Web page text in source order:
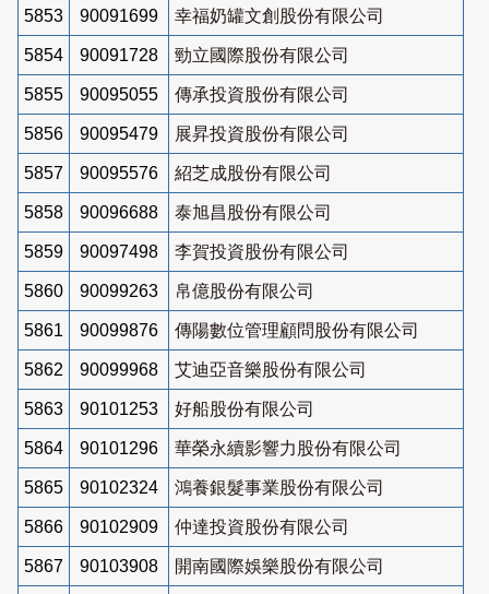
5853 90091699 幸福奶罐文創股份有限公司
5854 90091728 勁立國際股份有限公司
5855 90095055 傳承投資股份有限公司
5856 90095479 展昇投資股份有限公司
5857 90095576 紹芝成股份有限公司
5858 90096688 泰旭昌股份有限公司
5859 90097498 李賀投資股份有限公司
5860 90099263 帛億股份有限公司
5861 90099876 傳陽數位管理顧問股份有限公司
5862 90099968 艾迪亞音樂股份有限公司
5863 90101253 好船股份有限公司
5864 90101296 華榮永續影響力股份有限公司
5865 90102324 鴻養銀髮事業股份有限公司
5866 90102909 仲達投資股份有限公司
5867 90103908 開南國際娛樂股份有限公司